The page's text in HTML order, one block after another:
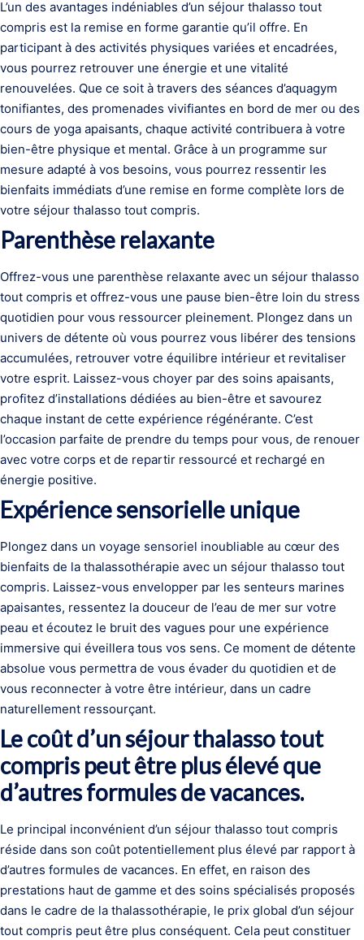
L’un des avantages indéniables d’un séjour thalasso tout
compris est la remise en forme garantie qu’il offre. En
participant à des activités physiques variées et encadrées,
vous pourrez retrouver une énergie et une vitalité
renouvelées. Que ce soit à travers des séances d’aquagym
tonifiantes, des promenades vivifiantes en bord de mer ou des
cours de yoga apaisants, chaque activité contribuera à votre
bien-être physique et mental. Grâce à un programme sur
mesure adapté à vos besoins, vous pourrez ressentir les
bienfaits immédiats d’une remise en forme complète lors de
votre séjour thalasso tout compris.
Parenthèse relaxante
Offrez-vous une parenthèse relaxante avec un séjour thalasso
tout compris et offrez-vous une pause bien-être loin du stress
quotidien pour vous ressourcer pleinement. Plongez dans un
univers de détente où vous pourrez vous libérer des tensions
accumulées, retrouver votre équilibre intérieur et revitaliser
votre esprit. Laissez-vous choyer par des soins apaisants,
profitez d’installations dédiées au bien-être et savourez
chaque instant de cette expérience régénérante. C’est
l’occasion parfaite de prendre du temps pour vous, de renouer
avec votre corps et de repartir ressourcé et rechargé en
énergie positive.
Expérience sensorielle unique
Plongez dans un voyage sensoriel inoubliable au cœur des
bienfaits de la thalassothérapie avec un séjour thalasso tout
compris. Laissez-vous envelopper par les senteurs marines
apaisantes, ressentez la douceur de l’eau de mer sur votre
peau et écoutez le bruit des vagues pour une expérience
immersive qui éveillera tous vos sens. Ce moment de détente
absolue vous permettra de vous évader du quotidien et de
vous reconnecter à votre être intérieur, dans un cadre
naturellement ressourçant.
Le coût d’un séjour thalasso tout
compris peut être plus élevé que
d’autres formules de vacances.
Le principal inconvénient d’un séjour thalasso tout compris
réside dans son coût potentiellement plus élevé par rapport à
d’autres formules de vacances. En effet, en raison des
prestations haut de gamme et des soins spécialisés proposés
dans le cadre de la thalassothérapie, le prix global d’un séjour
tout compris peut être plus conséquent. Cela peut constituer